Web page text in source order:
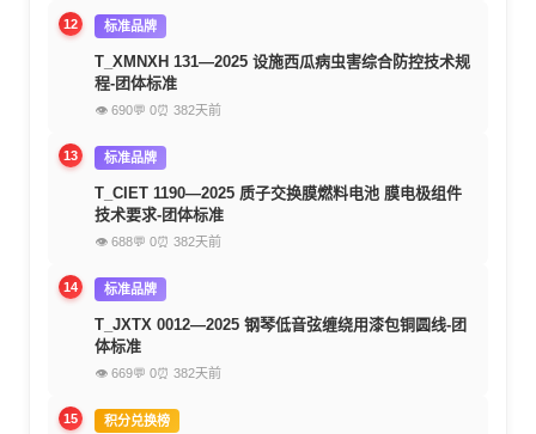
12 标准品牌
T_XMNXH 131—2025 设施西瓜病虫害综合防控技术规
程-团体标准
👁 690💬 0⏰ 382天前
13 标准品牌
T_CIET 1190—2025 质子交换膜燃料电池 膜电极组件
技术要求-团体标准
👁 688💬 0⏰ 382天前
14 标准品牌
T_JXTX 0012—2025 钢琴低音弦缠绕用漆包铜圆线-团
体标准
👁 669💬 0⏰ 382天前
15 积分兑换榜